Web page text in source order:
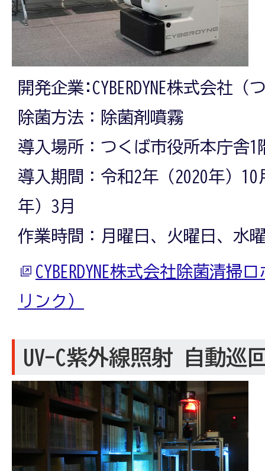
開発企業:CYBERDYNE株式会社（
除菌方法：除菌剤噴霧
導入場所：つくば市役所本庁舎1
導入期間：令和2年（2020年）10
年）3月
作業時間：月曜日、火曜日、水
CYBERDYNE株式会社除菌清掃
リンク）
UV-C紫外線照射 自動巡